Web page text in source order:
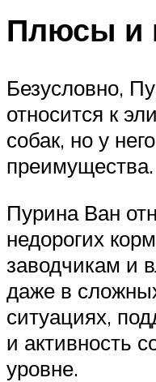
Плюсы и
Безусловно,
относится к
собак, но у
преимущества.
Пурина Ван
недорогих
заводчикам и
даже в
ситуациях,
и активность
уровне.